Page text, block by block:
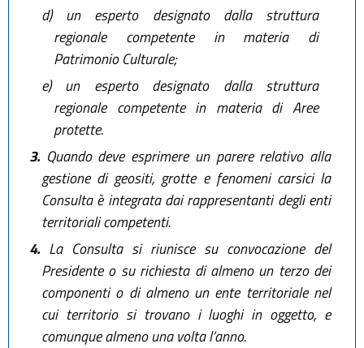
d)un esperto designato dalla struttura
regionale competente in materia di
Patrimonio Culturale;
e)un esperto designato dalla struttura
regionale competente in materia di Aree
protette.
3.Quando deve esprimere un parere relativo alla
gestione di geositi, grotte e fenomeni carsici la
Consulta è integrata dai rappresentanti degli enti
territoriali competenti.
4.La Consulta si riunisce su convocazione del
Presidente o su richiesta di almeno un terzo dei
componenti o di almeno un ente territoriale nel
cui territorio si trovano i luoghi in oggetto, e
comunque almeno una volta l’anno.